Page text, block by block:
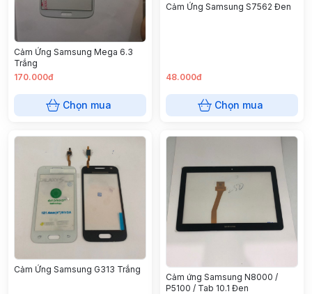
Cảm Ứng Samsung Mega 6.3
Trắng
170.000đ
Chọn mua
Cảm Ứng Samsung S7562 Đen
48.000đ
Chọn mua
Cảm Ứng Samsung G313 Trắng
Cảm ứng Samsung N8000 /
P5100 / Tab 10.1 Đen